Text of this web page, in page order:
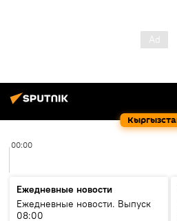
00:00
Ежедневные новости
Ежедневные новости. Выпуск
08:00